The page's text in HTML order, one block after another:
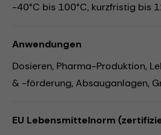
-40°C bis 100°C, kurzfristig bis
Anwendungen
Dosieren, Pharma-Produktion,
& -förderung,Absauganlagen,
EU Lebensmittelnorm